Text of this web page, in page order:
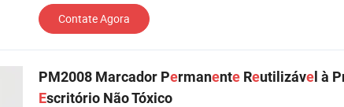
Contate Agora
PM2008 Marcador Permanente Reutilizáve l à
Escritório Não Tóxico